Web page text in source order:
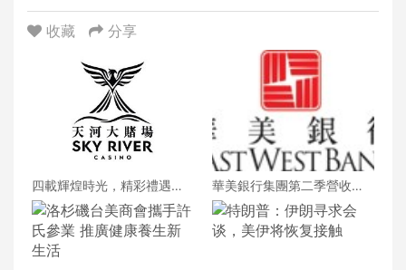
收藏 分享
四載輝煌時光，精彩禮遇歡
慶一整月
華美銀行集團第二季營收創
新高 每股收益年增18%